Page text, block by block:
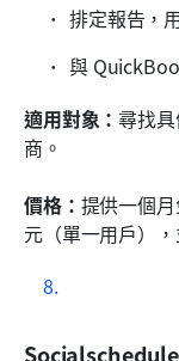
排定報告，
與
適用對象：尋找
商。
價格： 提供一個
元（單一用戶）